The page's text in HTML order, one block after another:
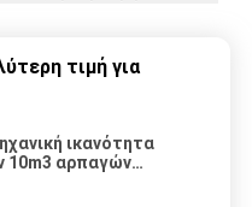
τιμή για
ικανότητα
10m3 αρπαγών